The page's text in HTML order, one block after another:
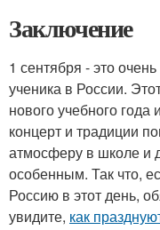
Заключение
1 сентября - это
ученика в России.
нового учебного
концерт и традиции
атмосферу в школе и
особенным. Так что,
Россию в этот день,
увидите, как